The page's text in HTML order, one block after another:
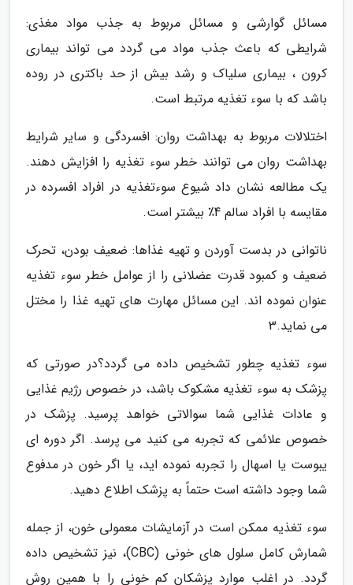
مسائل گوارشی و مسائل مربوط به جذب مواد مغذی:
شرایطی که باعث جذب مواد می گردد می تواند بیماری
کرون ، بیماری سلیاک و رشد بیش از حد باکتری در روده
باشد که با سوء تغذیه مرتبط است.
اختلالات مربوط به بهداشت روان: افسردگی و سایر شرایط
بهداشت روان می توانند خطر سوء تغذیه را افزایش دهند.
یک مطالعه نشان داد شیوع سوءتغذیه در افراد افسرده در
مقایسه با افراد سالم 4٪ بیشتر است.
ناتوانی در بدست آوردن و تهیه غذاها: ضعیف بودن، تحرک
ضعیف و کمبود قدرت عضلانی را از عوامل خطر سوء تغذیه
عنوان نموده اند. این مسائل مهارت های تهیه غذا را مختل
می نماید.3
سوء تغذیه چطور تشخیص داده می گردد؟در صورتی که
پزشک به سوء تغذیه مشکوک باشد، در خصوص رژیم غذایی
و عادات غذایی شما سوالاتی خواهد پرسید. پزشک در
خصوص علائمی که تجربه می کنید می پرسد. اگر دوره ای
یبوست یا اسهال را تجربه نموده اید، یا اگر خون در مدفوع
شما وجود داشته است حتماً به پزشک اطلاع دهید.
سوء تغذیه ممکن است در آزمایشات معمولی خون، از جمله
شمارش کامل سلول های خونی (CBC)، نیز تشخیص داده
گردد. در اغلب موارد پزشکان کم خونی را با همین روش